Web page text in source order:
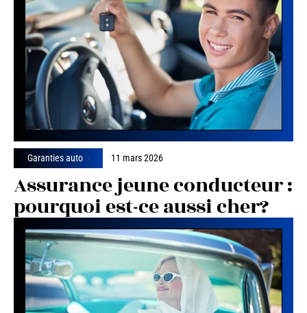
Garanties auto 11 mars 2026
Assurance jeune conducteur :
pourquoi est-ce aussi cher?